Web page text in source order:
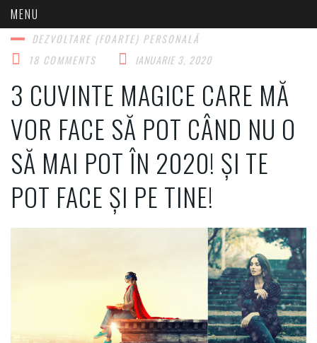
DEZVOLTARE (FOARTE) PERSONALĂ​
18 COMMENTS
IANUARIE 3, 2020
3 CUVINTE MAGICE CARE MĂ
VOR FACE SĂ POT CÂND NU O
SĂ MAI POT ÎN 2020! ȘI TE
POT FACE ȘI PE TINE!